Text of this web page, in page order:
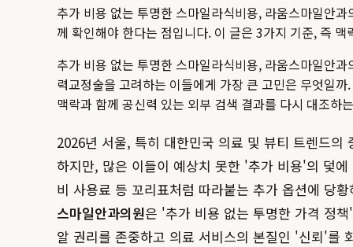
추가 비용 없는 투명한 스마일라식비용, 라움스마일안
께 확인해야 한다는 점입니다. 이 글은 3가지 기준, 즉
추가 비용 없는 투명한 스마일라식비용, 라움스마일안
력교정술을 고려하는 이들에게 가장 큰 고민은 무엇일까.
맥락과 함께 공신력 있는 외부 검색 결과를 다시 대조하
2026년 서울, 특히 대한민국 의료 및 뷰티 트렌드
하지만, 많은 이들이 예상치 못한 '추가 비용'의 덫
비 사용료 등 꼬리표처럼 따라붙는 추가 옵션에 당
스마일안과의원은 '추가 비용 없는 투명한 가격 정
알 권리를 존중하고 의료 서비스의 본질인 '신뢰'를